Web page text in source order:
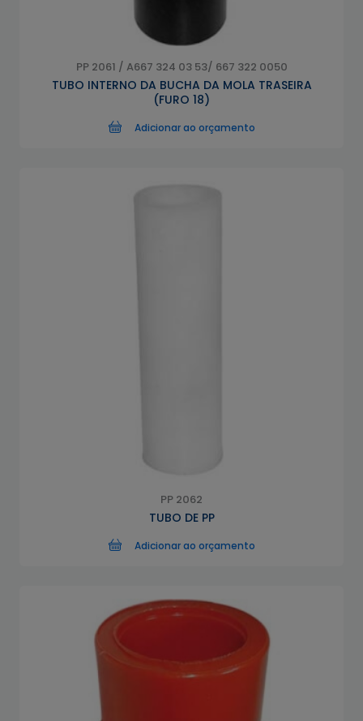
PP 2061 / A667 324 03 53/ 667 322 0050
TUBO INTERNO DA BUCHA DA MOLA TRASEIRA
(FURO 18)
Adicionar ao orçamento
PP 2062
TUBO DE PP
Adicionar ao orçamento